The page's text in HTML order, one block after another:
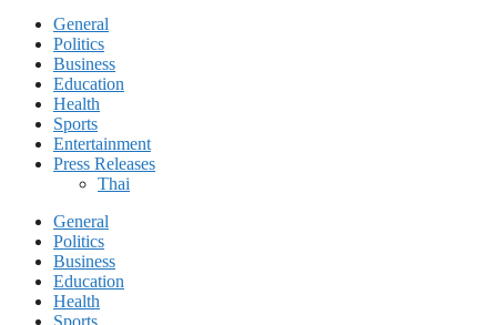
General
Politics
Business
Education
Health
Sports
Entertainment
Press Releases
Thai
General
Politics
Business
Education
Health